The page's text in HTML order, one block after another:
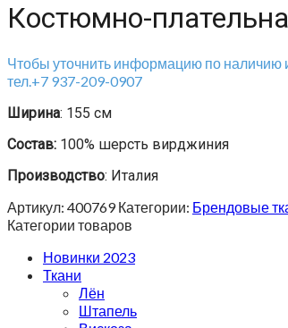
Костюмно-
Чтобы уточнить информацию по наличию
тел.+7 937-209-0907
Ширина: 155 см
Состав: 100% шерсть вирджиния
Производство: Италия
Артикул: 400769 Категории: Брендовые
Категории товаров
Новинки 2023
Ткани
Лён
Штапель